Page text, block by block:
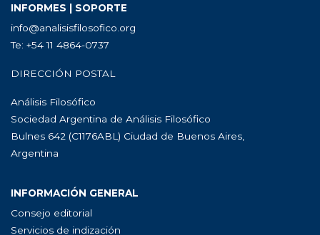
INFORMES | SOPORTE
info@analisisfilosofico.org
Te: +54 11 4864-0737
DIRECCIÓN POSTAL
Análisis Filosófico
Sociedad Argentina de Análisis Filosófico
Bulnes 642 (C1176ABL) Ciudad de Buenos Aires,
Argentina
INFORMACIÓN GENERAL
Consejo editorial
Servicios de indización